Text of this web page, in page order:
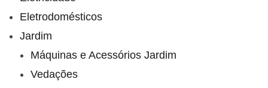
Eletrodomésticos
Jardim
Máquinas e Acessórios Jardim
Vedações